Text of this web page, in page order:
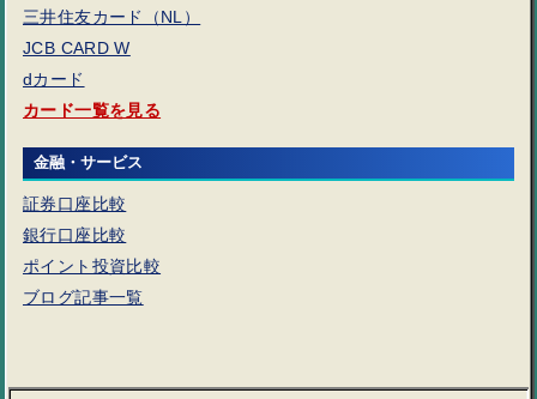
三井住友カード（NL）
JCB CARD W
dカード
カード一覧を見る
金融・サービス
証券口座比較
銀行口座比較
ポイント投資比較
ブログ記事一覧